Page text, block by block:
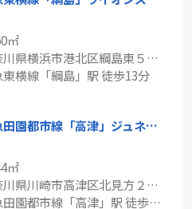
㎡
神奈川県横浜市港北区綱島東５丁目
東横線「綱島」駅 徒歩13分
東急田園都市線「高津」ジュネス溝の口東
㎡
神奈川県川崎市高津区北見方２丁目
東急田園都市線「高津」駅 徒歩11分